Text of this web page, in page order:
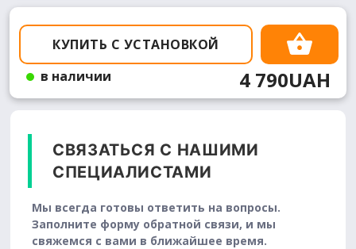
КУПИТЬ С УСТАНОВКОЙ
в наличии
4 790UAH
СВЯЗАТЬСЯ С НАШИМИ
СПЕЦИАЛИСТАМИ
Мы всегда готовы ответить на вопросы.
Заполните форму обратной связи, и мы
свяжемся с вами в ближайшее время.